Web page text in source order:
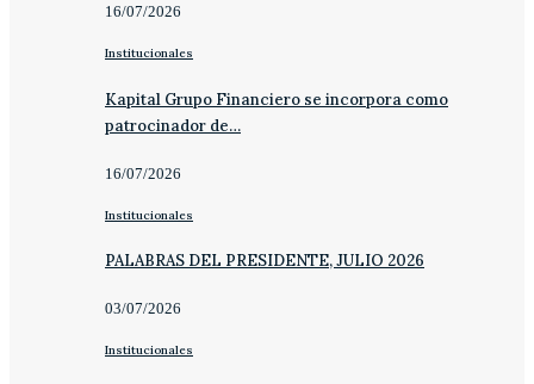
16/07/2026
Institucionales
Kapital Grupo Financiero se incorpora como
patrocinador de…
16/07/2026
Institucionales
PALABRAS DEL PRESIDENTE, JULIO 2026
03/07/2026
Institucionales